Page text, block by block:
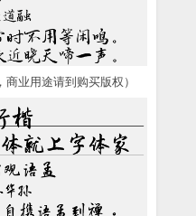
业用途请到购买版权）